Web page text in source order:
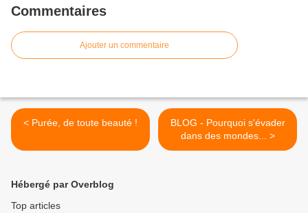
Commentaires
Ajouter un commentaire
< Purée, de toute beauté !
BLOG - Pourquoi s'évader
dans des mondes... >
Hébergé par Overblog
Top articles